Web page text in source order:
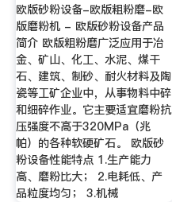
欧版砂粉设备-欧版粗粉磨-欧
版磨粉机 - 欧版砂粉设备产品
简介 欧版粗粉磨广泛应用于冶
金、矿山、化工、水泥、煤干
石、建筑、制砂、耐火材料及陶
瓷等工矿企业中，从事物料中碎
和细碎作业。它主要适宜磨粉抗
压强度不高于320MPa（兆
帕）的各种软硬矿石。 欧版砂
粉设备性能特点 1.生产能力
高、磨粉比大； 2.电耗低、产
品粒度均匀； 3.机械